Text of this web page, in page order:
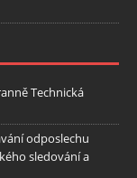
Technická
odposlechu
sledování a